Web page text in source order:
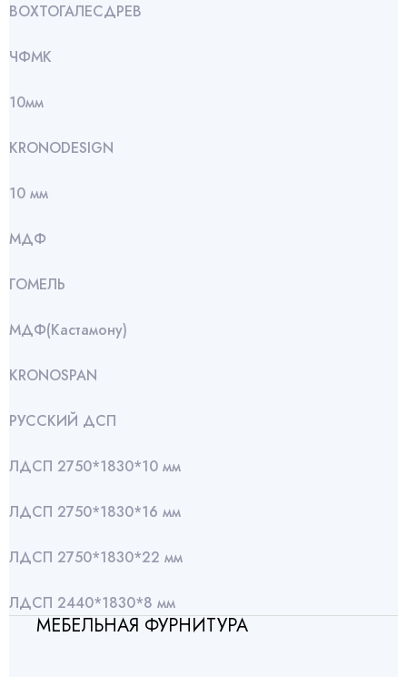
ВОХТОГАЛЕСДРЕВ
ЧФМК
10мм
KRONODESIGN
10 мм
МДФ
ГОМЕЛЬ
МДФ(Кастамону)
KRONOSPAN
РУССКИЙ ДСП
ЛДСП 2750*1830*10 мм
ЛДСП 2750*1830*16 мм
ЛДСП 2750*1830*22 мм
ЛДСП 2440*1830*8 мм
МЕБЕЛЬНАЯ ФУРНИТУРА